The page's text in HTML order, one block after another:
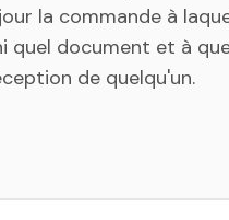
la commande à
quel document et à
de quelqu'un.